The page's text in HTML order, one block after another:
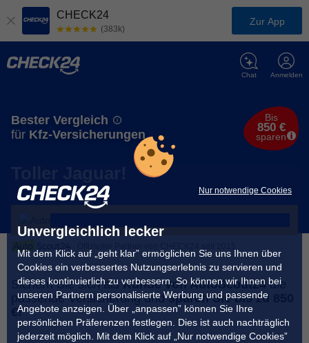
Nur notwendige Cookies
Unvergleichlich lecker
Mit dem Klick auf „geht klar” ermöglichen Sie uns Ihnen über
Cookies ein verbessertes Nutzungserlebnis zu servieren und
dieses kontinuierlich zu verbessern. So können wir Ihnen bei
unseren Partnern personalisierte Werbung und passende
Angebote anzeigen. Über „anpassen” können Sie Ihre
persönlichen Präferenzen festlegen. Dies ist auch nachträglich
jederzeit möglich. Mit dem Klick auf „Nur notwendige Cookies”
CHECK24
(383k)
Zur App
Anmelden
Chat
Bester Vergleich
für Kfz-Versicherungen
Bis
850 €
sparen
Toller Jaguar!
Sichern Sie sich alsKunde von AutoScout24 die
passende Versicherung undsparen Sie bis zu 850
€!